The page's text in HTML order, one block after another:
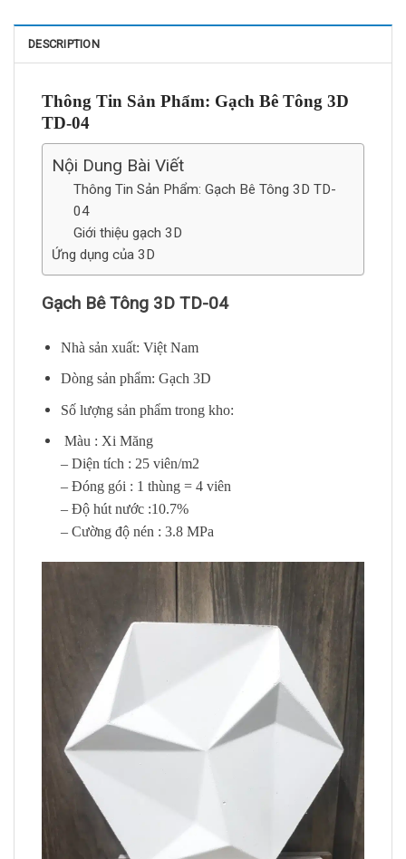
DESCRIPTION
Thông Tin Sản Phẩm: Gạch Bê Tông 3D
TD-04
Nội Dung Bài Viết
Thông Tin Sản Phẩm: Gạch Bê Tông 3D TD-
04
Giới thiệu gạch 3D
Ứng dụng của 3D
Gạch Bê Tông 3D TD-04
Nhà sản xuất: Việt Nam
Dòng sản phẩm: Gạch 3D
Số lượng sản phẩm trong kho:
Màu : Xi Măng
– Diện tích : 25 viên/m2
– Đóng gói : 1 thùng = 4 viên
– Độ hút nước :10.7%
– Cường độ nén : 3.8 MPa